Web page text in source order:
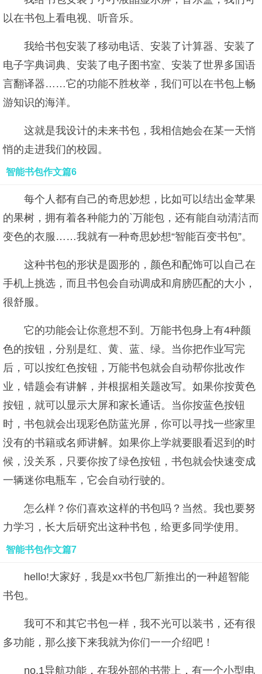
以在书包上看电视、听音乐。
我给书包安装了移动电话、安装了计算器、安装了
电子字典词典、安装了电子图书室、安装了世界多国语
言翻译器……它的功能不胜枚举，我们可以在书包上畅
游知识的海洋。
这就是我设计的未来书包，我相信她会在某一天悄
悄的走进我们的校园。
智能书包作文篇6
每个人都有自己的奇思妙想，比如可以结出金苹果
的果树，拥有着各种能力的`万能包，还有能自动清洁而
变色的衣服……我就有一种奇思妙想“智能百变书包”。
这种书包的形状是圆形的，颜色和配饰可以自己在
手机上挑选，而且书包会自动调成和肩膀匹配的大小，
很舒服。
它的功能会让你意想不到。万能书包身上有4种颜
色的按钮，分别是红、黄、蓝、绿。当你把作业写完
后，可以按红色按钮，万能书包就会自动帮你批改作
业，错题会有讲解，并根据相关题改写。如果你按黄色
按钮，就可以显示大屏和家长通话。当你按蓝色按钮
时，书包就会出现彩色防蓝光屏，你可以寻找一些家里
没有的书籍或名师讲解。如果你上学就要眼看迟到的时
候，没关系，只要你按了绿色按钮，书包就会快速变成
一辆迷你电瓶车，它会自动行驶的。
怎么样？你们喜欢这样的书包吗？当然。我也要努
力学习，长大后研究出这种书包，给更多同学使用。
智能书包作文篇7
hello!大家好，我是xx书包厂新推出的一种超智能
书包。
我可不和其它书包一样，我不光可以装书，还有很
多功能，那么接下来我就为你们一一介绍吧！
no.1导航功能，在我外部的书带上，有一个小型电